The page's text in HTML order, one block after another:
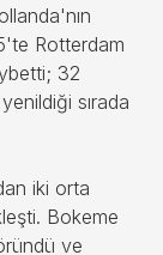
Rotterdam
32
sırada
iki orta
Bokeme
ve